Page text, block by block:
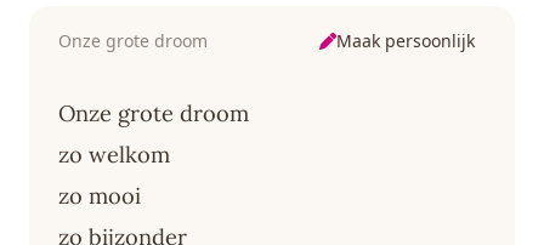
Onze grote droom Maak persoonlijk
Onze grote droom
zo welkom
zo mooi
zo bijzonder